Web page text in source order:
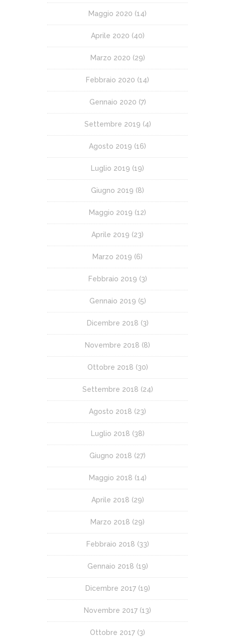
Maggio 2020 (14)
Aprile 2020 (40)
Marzo 2020 (29)
Febbraio 2020 (14)
Gennaio 2020 (7)
Settembre 2019 (4)
Agosto 2019 (16)
Luglio 2019 (19)
Giugno 2019 (8)
Maggio 2019 (12)
Aprile 2019 (23)
Marzo 2019 (6)
Febbraio 2019 (3)
Gennaio 2019 (5)
Dicembre 2018 (3)
Novembre 2018 (8)
Ottobre 2018 (30)
Settembre 2018 (24)
Agosto 2018 (23)
Luglio 2018 (38)
Giugno 2018 (27)
Maggio 2018 (14)
Aprile 2018 (29)
Marzo 2018 (29)
Febbraio 2018 (33)
Gennaio 2018 (19)
Dicembre 2017(19)
Novembre 2017 (13)
Ottobre 2017 (3)